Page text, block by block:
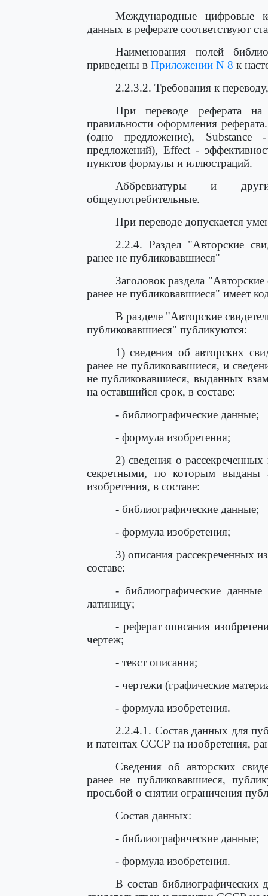
Международные цифровые
данных в реферате соответствуют
Наименования полей
приведены в Приложении N 8 к
2.2.3.2. Требования к
При переводе реферата на
правильности оформления
(одно предложение), Substance
предложений), Effect -
пунктов формулы и иллюстраций.
Аббревиатуры и
общеупотребительные.
При переводе допускается
2.2.4. Раздел "Авторские
ранее не публиковавшиеся"
Заголовок раздела
ранее не публиковавшиеся" имеет
В разделе "Авторские
публиковавшиеся" публикуются:
1) сведения об авторских
ранее не публиковавшиеся, и
не публиковавшиеся, выданных
на оставшийся срок, в составе:
- библиографические данные;
- формула изобретения;
2) сведения о
секретными, по которым выданы
изобретения, в составе:
- библиографические данные;
- формула изобретения;
3) описания рассекреченных
составе:
- библиографические
латиницу;
- реферат описания
чертеж;
- текст описания;
- чертежи (графические
- формула изобретения.
2.2.4.1. Состав данных для
и патентах СССР на изобретения,
Сведения об авторских
ранее не публиковавшиеся,
просьбой о снятии ограничения
Состав данных:
- библиографические данные;
- формула изобретения.
В состав библиографических